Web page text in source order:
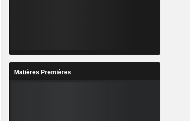
Matières Premières